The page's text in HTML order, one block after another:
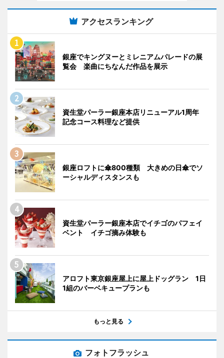
アクセスランキング
銀座でキングヌーとミレニアムパレードの展
覧会 楽曲にちなんだ作品を展示
資生堂パーラー銀座本店リニューアル1周年
記念コース料理など提供
銀座ロフトに傘800種類 大きめの日傘でソ
ーシャルディスタンスも
資生堂パーラー銀座本店でイチゴのパフェイ
ベント イチゴ摘み体験も
アロフト東京銀座屋上に屋上ドッグラン 1日
1組のバーベキュープランも
もっと見る
フォトフラッシュ